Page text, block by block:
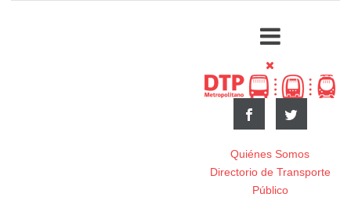
Quiénes Somos
Directorio de Transporte
Público